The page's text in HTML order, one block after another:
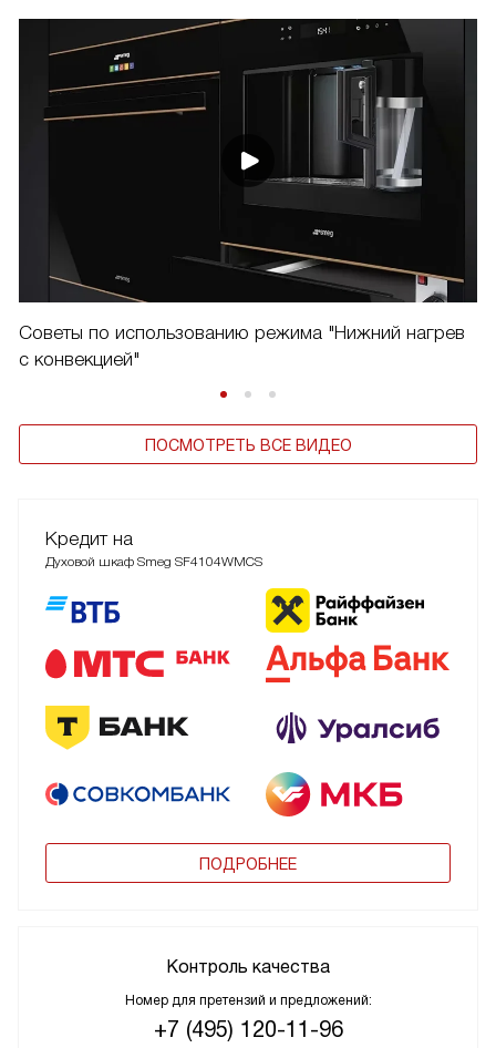
Советы по использованию режима "Нижний нагрев
с конвекцией"
ПОСМОТРЕТЬ ВСЕ ВИДЕО
Кредит на
Духовой шкаф Smeg SF4104WMCS
ПОДРОБНЕЕ
Контроль качества
Номер для претензий и предложений:
+7 (495) 120-11-96